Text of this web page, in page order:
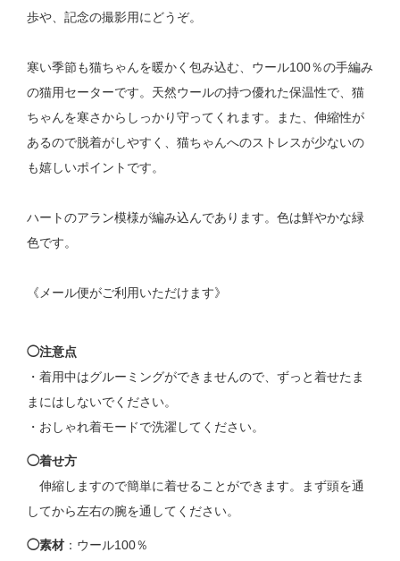
歩や、記念の撮影用にどうぞ。
寒い季節も猫ちゃんを暖かく包み込む、ウール100％の手編み
の猫用セーターです。天然ウールの持つ優れた保温性で、猫
ちゃんを寒さからしっかり守ってくれます。また、伸縮性が
あるので脱着がしやすく、猫ちゃんへのストレスが少ないの
も嬉しいポイントです。
ハートのアラン模様が編み込んであります。色は鮮やかな緑
色です。
《メール便がご利用いただけます》
◯注意点
・着用中はグルーミングができませんので、ずっと着せたま
まにはしないでください。
・おしゃれ着モードで洗濯してください。
◯着せ方
伸縮しますので簡単に着せることができます。まず頭を通
してから左右の腕を通してください。
◯素材 ：ウール100％